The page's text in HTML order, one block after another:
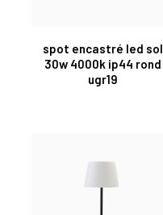
spot encastré led sol
30w 4000k ip44 rond
ugr19